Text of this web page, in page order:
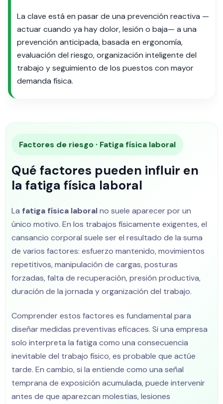
La clave está en pasar de una prevención reactiva —
actuar cuando ya hay dolor, lesión o baja— a una
prevención anticipada, basada en ergonomía,
evaluación del riesgo, organización inteligente del
trabajo y seguimiento de los puestos con mayor
demanda física.
Factores de riesgo · Fatiga física laboral
Qué factores pueden influir en
la fatiga física laboral
La fatiga física laboralno suele aparecer por un
único motivo. En los trabajos físicamente exigentes, el
cansancio corporal suele ser el resultado de la suma
de varios factores: esfuerzo mantenido, movimientos
repetitivos, manipulación de cargas, posturas
forzadas, falta de recuperación, presión productiva,
duración de la jornada y organización del trabajo.
Comprender estos factores es fundamental para
diseñar medidas preventivas eficaces. Si una empresa
solo interpreta la fatiga como una consecuencia
inevitable del trabajo físico, es probable que actúe
tarde. En cambio, si la entiende como una señal
temprana de exposición acumulada, puede intervenir
antes de que aparezcan molestias, lesiones